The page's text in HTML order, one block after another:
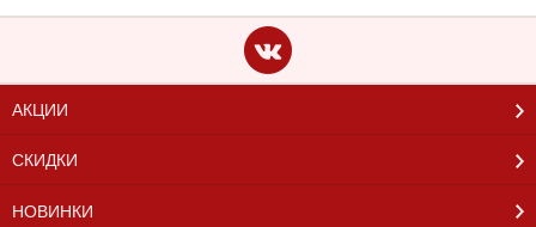
АКЦИИ
СКИДКИ
НОВИНКИ